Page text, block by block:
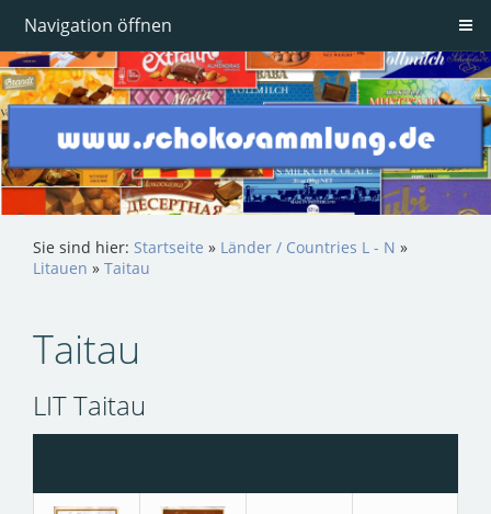
Navigation öffnen
Sie sind hier: Startseite » Länder / Countries L - N »
Litauen » Taitau
Taitau
LIT Taitau